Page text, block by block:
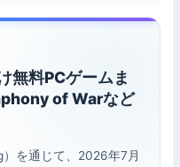
無料PCゲームま
of Warなど
を通じて、2026年7月